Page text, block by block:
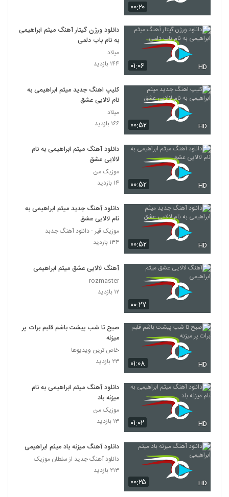
۰۰:۲۰
۰۱:۰۶ HD
دانلود ورژن گیتار آهنگ میثم ابراهیمی
به نام باب دلمی
میلاد
۱۴۴ بازدید
۰۰:۵۲ HD
کلیپ اهنگ جدید میثم ابراهیمی به
نام لالایی عشق
میلاد
۱۶۶ بازدید
۰۰:۵۲ HD
دانلود آهنگ میثم ابراهیمی به نام
لالایی عشق
موزیک من
۱۴ بازدید
۰۰:۵۲ HD
دانلود آهنگ جدید میثم ابراهیمی به
نام لالایی عشق
موزیک قیر - دانلود آهنگ جدبد
۱۳۴ بازدید
۰۰:۲۷
آهنگ لالایی عشق میثم ابراهیمی
rozmaster
۱۲ بازدید
۰۱:۰۸ HD
صبح تا شب پیشت باشم قلبم برات پر
میزنه
خاص ترین ویدیوها
۲۳ بازدید
۰۱:۰۲ HD
دانلود آهنگ میثم ابراهیمی به نام
میزنه باد
موزیک من
۱۳ بازدید
۰۰:۲۵ HD
دانلود آهنگ میزنه باد میثم ابراهیمی
دانلود آهنگ جدید از سلطان موزیک
۲۱۳ بازدید